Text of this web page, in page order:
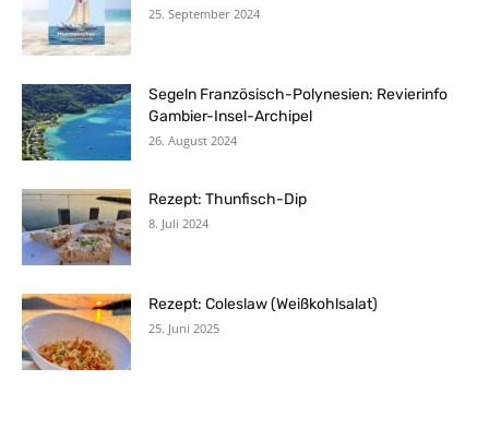
25. September 2024
Segeln Französisch-Polynesien: Revierinfo
Gambier-Insel-Archipel
26. August 2024
Rezept: Thunfisch-Dip
8. Juli 2024
Rezept: Coleslaw (Weißkohlsalat)
25. Juni 2025